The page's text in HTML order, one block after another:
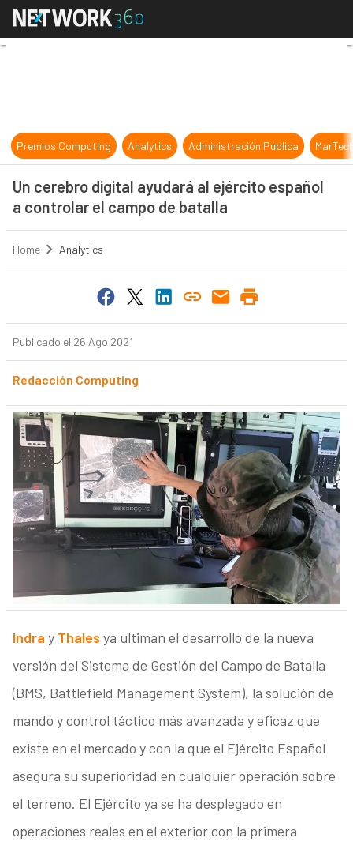
Un cerebro digital ayudará al
Premios Computing Analytics Administración Pública
Un cerebro digital ayudará al ejército español
a controlar el campo de batalla
Home Analytics
Publicado el 26 Ago 2021
Redacción Computing
Indra y Thales ya ultiman el desarrollo de la nueva
versión del Sistema de Gestión del Campo de Batalla
(BMS, Battlefield Management System), la solución de
mando y control táctico más avanzada y eficaz que
existe en el mercado y con la que el Ejército Español
asegura su superioridad en cualquier operación sobre
el terreno. El Ejército ya se ha desplegado en
operaciones reales en el exterior con la primera